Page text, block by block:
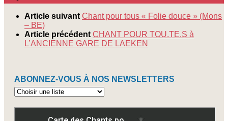
Article suivant Chant pour tous « Folie douce » (Mons
– BE)
Article précédent CHANT POUR TOU.TE.S à
L’ANCIENNE GARE DE LAEKEN
ABONNEZ-VOUS À NOS NEWSLETTERS
Abonnez-
à